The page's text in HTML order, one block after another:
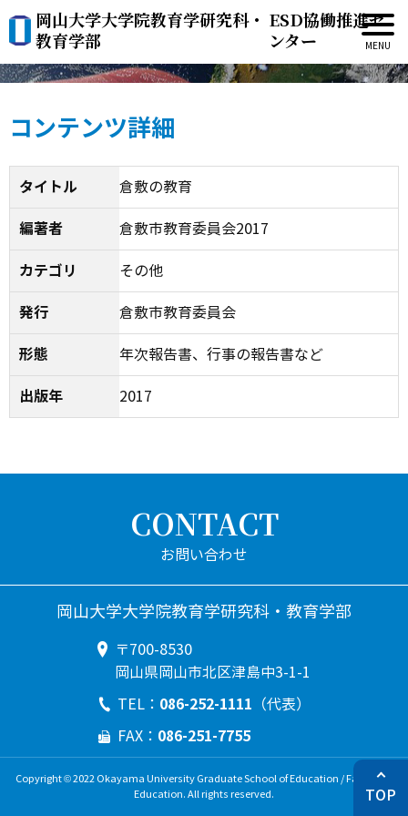
岡山大学大学院教育学研究科・
教育学部
ESD協働推進セ
ンター
倉敷の教育
コンテンツ詳細
タイトル 倉敷の教育
編著者 倉敷市教育委員会2017
カテゴリ その他
発行 倉敷市教育委員会
形態 年次報告書、行事の報告書など
出版年 2017
CONTACT
岡山大学大学院教育学研究科・教育学部
〒700-8530
岡山県岡山市北区津島中3-1-1
TEL： 086-252-1111 （代表）
FAX： 086-251-7755
Copyright © 2022 Okayama University Graduate School of Education / Faculty of
Education. All rights reserved.
TOP